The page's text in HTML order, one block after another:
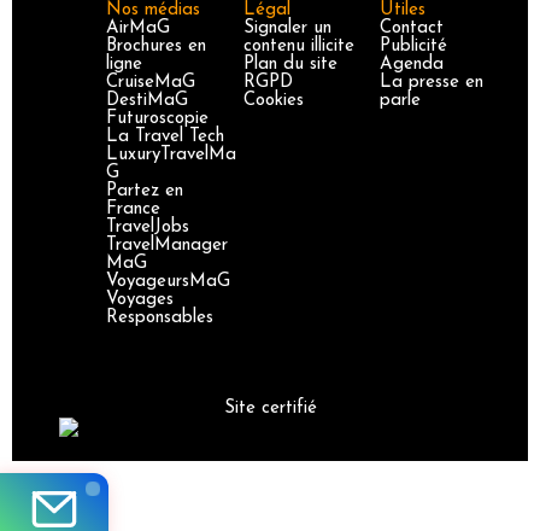
Nos médias
AirMaG
Brochures en
ligne
CruiseMaG
DestiMaG
Futuroscopie
La Travel Tech
LuxuryTravelMa
G
Partez en
France
TravelJobs
TravelManager
MaG
VoyageursMaG
Voyages
Responsables
Légal
Signaler un
contenu illicite
Plan du site
RGPD
Cookies
Utiles
Contact
Publicité
Agenda
La presse en
parle
Site certifié